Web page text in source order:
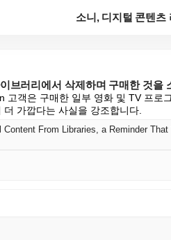
브러리에서 삭제하며 구매한 것을
고객은 구매한 일부 영화 및 TV 프로
가깝다는 사실을 강조합니다.
From Libraries, a Reminder That